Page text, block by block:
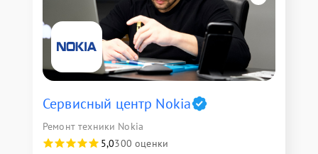
Сервисный центр Nokia
Ремонт техники Nokia
5,0300 оценки